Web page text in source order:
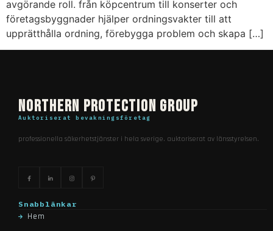
avgörande roll. från köpcentrum till konserter och
företagsbyggnader hjälper ordningsvakter till att
upprätthålla ordning, förebygga problem och skapa […]
northern protection group
auktoriserat bevakningsföretag
professionella säkerhetstjänster i hela sverige. auktoriserat av länsstyrelsen.
snabblänkar
hem